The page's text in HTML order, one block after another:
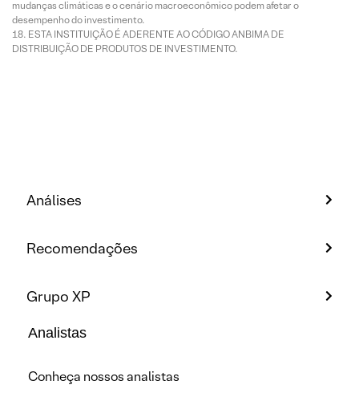
mudanças climáticas e o cenário macroeconômico podem afetar o
desempenho do investimento.
ESTA INSTITUIÇÃO É ADERENTE AO CÓDIGO ANBIMA DE
DISTRIBUIÇÃO DE PRODUTOS DE INVESTIMENTO.
Análises
Recomendações
Grupo XP
Analistas
Conheça nossos analistas